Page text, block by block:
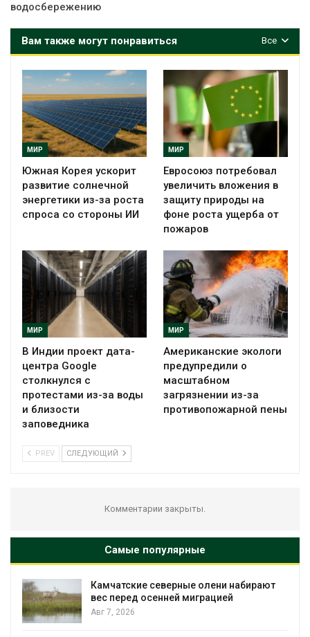
водосбережению
Все
Вам также могут понравиться
МИР
Южная Корея ускорит
развитие солнечной
энергетики из-за роста
спроса со стороны ИИ
МИР
Евросоюз потребовал
увеличить вложения в
защиту природы на
фоне роста ущерба от
пожаров
МИР
В Индии проект дата-
центра Google
столкнулся с
протестами из-за воды
и близости
заповедника
МИР
Американские экологи
предупредили о
масштабном
загрязнении из-за
противопожарной пены
PREV СЛЕДУЮЩИЙ
Комментарии закрыты.
Самые популярные
Камчатские северные олени набирают
вес перед осенней миграцией
Авг 7, 2026